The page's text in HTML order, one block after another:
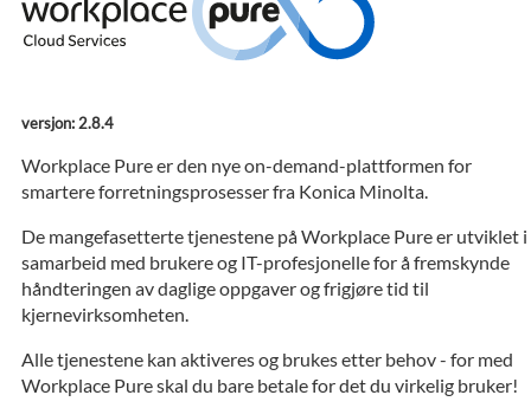
versjon: 2.8.4
Workplace Pure er den nye on-demand-plattformen for
smartere forretningsprosesser fra Konica Minolta.
De mangefasetterte tjenestene på Workplace Pure er utviklet i
samarbeid med brukere og IT-profesjonelle for å fremskynde
håndteringen av daglige oppgaver og frigjøre tid til
kjernevirksomheten.
Alle tjenestene kan aktiveres og brukes etter behov - for med
Workplace Pure skal du bare betale for det du virkelig bruker!